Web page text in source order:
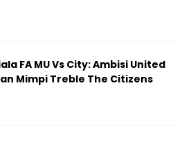
FA MU Vs City: Ambisi United
Mimpi Treble The Citizens